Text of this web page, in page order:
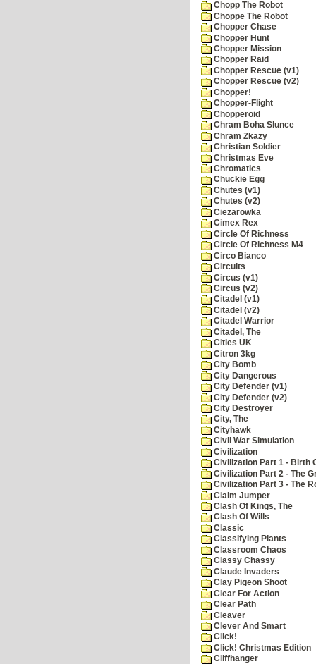
Chopp The Robot
Choppe The Robot
Chopper Chase
Chopper Hunt
Chopper Mission
Chopper Raid
Chopper Rescue (v1)
Chopper Rescue (v2)
Chopper!
Chopper-Flight
Chopperoid
Chram Boha Slunce
Chram Zkazy
Christian Soldier
Christmas Eve
Chromatics
Chuckie Egg
Chutes (v1)
Chutes (v2)
Ciezarowka
Cimex Rex
Circle Of Richness
Circle Of Richness M4
Circo Bianco
Circuits
Circus (v1)
Circus (v2)
Citadel (v1)
Citadel (v2)
Citadel Warrior
Citadel, The
Cities UK
Citron 3kg
City Bomb
City Dangerous
City Defender (v1)
City Defender (v2)
City Destroyer
City, The
Cityhawk
Civil War Simulation
Civilization
Civilization Part 1 - Birth
Civilization Part 2 - The
Civilization Part 3 - The
Claim Jumper
Clash Of Kings, The
Clash Of Wills
Classic
Classifying Plants
Classroom Chaos
Classy Chassy
Claude Invaders
Clay Pigeon Shoot
Clear For Action
Clear Path
Cleaver
Clever And Smart
Click!
Click! Christmas Edition
Cliffhanger